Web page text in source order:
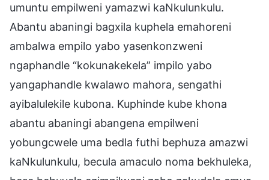
umuntu empilweni yamazwi kaNkulunkulu.
Abantu abaningi bagxila kuphela emahoreni
ambalwa empilo yabo yasenkonzweni
ngaphandle “kokunakekela” impilo yabo
yangaphandle kwalawo mahora, sengathi
ayibalulekile kubona. Kuphinde kube khona
abantu abaningi abangena empilweni
yobungcwele uma bedla futhi bephuza amazwi
kaNkulunkulu, becula amaculo noma bekhuleka,